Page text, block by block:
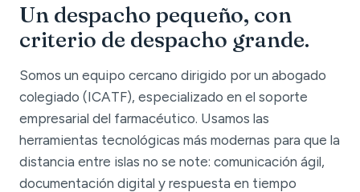
Un despacho pequeño, con
criterio de despacho grande.
Somos un equipo cercano dirigido por un abogado
colegiado (ICATF), especializado en el soporte
empresarial del farmacéutico. Usamos las
herramientas tecnológicas más modernas para que la
distancia entre islas no se note: comunicación ágil,
documentación digital y respuesta en tiempo